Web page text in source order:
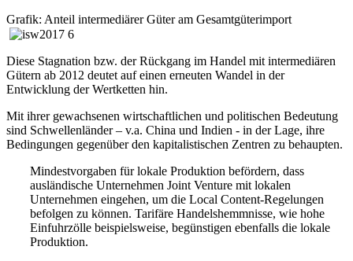
Grafik: Anteil intermediärer Güter am Gesamtgüterimport
Diese Stagnation bzw. der Rückgang im Handel mit intermediären
Gütern ab 2012 deutet auf einen erneuten Wandel in der
Entwicklung der Wertketten hin.
Mit ihrer gewachsenen wirtschaftlichen und politischen Bedeutung
sind Schwellenländer – v.a. China und Indien - in der Lage, ihre
Bedingungen gegenüber den kapitalistischen Zentren zu behaupten.
Mindestvorgaben für lokale Produktion befördern, dass
ausländische Unternehmen Joint Venture mit lokalen
Unternehmen eingehen, um die Local Content-Regelungen
befolgen zu können. Tarifäre Handelshemmnisse, wie hohe
Einfuhrzölle beispielsweise, begünstigen ebenfalls die lokale
Produktion.